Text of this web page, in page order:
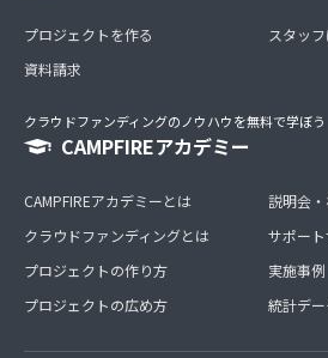
プロジェクトを作る
資料請求
スタッ
クラウドファンディングのノウハウを無料で学ぼう
CAMPFIREアカデミー
CAMPFIREアカデミーとは
クラウドファンディングとは
プロジェクトの作り方
プロジェクトの広め方
説明会
サポー
実施事例
統計デー